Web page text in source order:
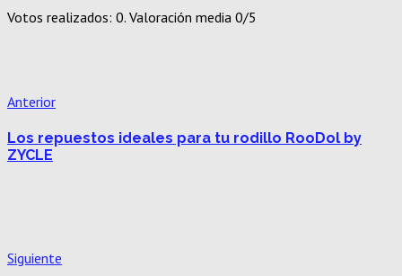
Votos realizados: 0. Valoración media 0/5
Anterior
Los repuestos ideales para tu rodillo RooDol by
ZYCLE
Siguiente